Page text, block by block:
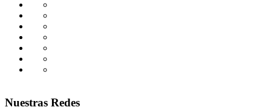
Nuestras Redes